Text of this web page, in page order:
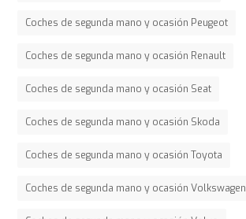
Coches de segunda mano y ocasión Peugeot
Coches de segunda mano y ocasión Renault
Coches de segunda mano y ocasión Seat
Coches de segunda mano y ocasión Skoda
Coches de segunda mano y ocasión Toyota
Coches de segunda mano y ocasión Volkswagen